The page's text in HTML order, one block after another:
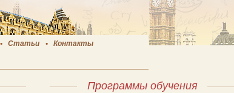
Статьи Контакты
Программы обучения